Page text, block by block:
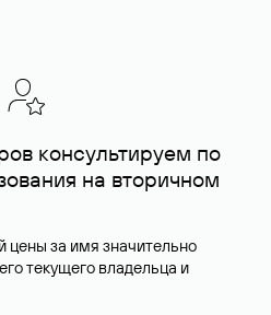
консультируем по
на вторичном
за имя значительно
текущего владельца и